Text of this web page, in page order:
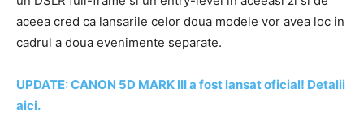
aceea cred ca lansarile celor doua modele vor avea loc in
cadrul a doua evenimente separate.
UPDATE: CANON 5D MARK III a fost lansat oficial! Detalii
aici.